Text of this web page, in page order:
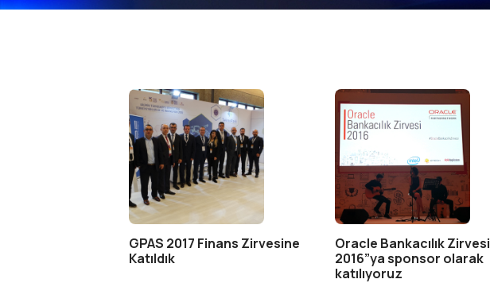
GPAS 2017 Finans Zirvesine
Katıldık
Oracle Bankacılık Zirvesi
2016”ya sponsor olarak
katılıyoruz